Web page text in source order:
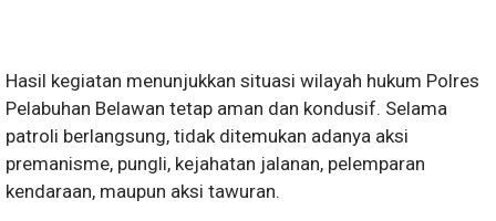
Hasil kegiatan menunjukkan situasi wilayah hukum Polres
Pelabuhan Belawan tetap aman dan kondusif. Selama
patroli berlangsung, tidak ditemukan adanya aksi
premanisme, pungli, kejahatan jalanan, pelemparan
kendaraan, maupun aksi tawuran.